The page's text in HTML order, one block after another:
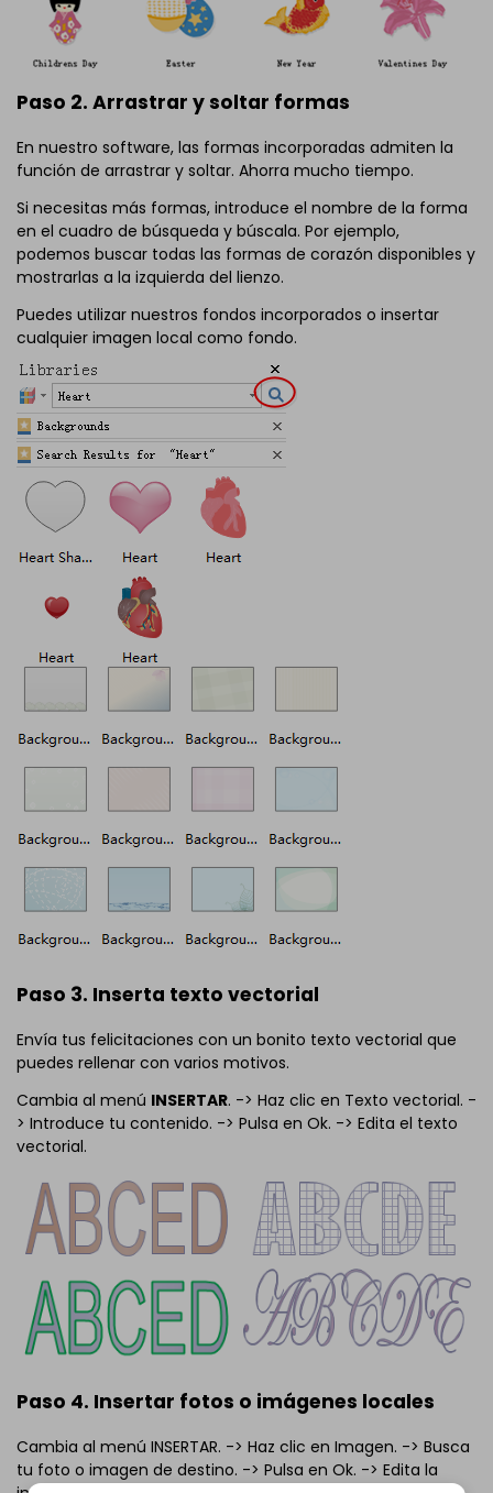
Paso 2. Arrastrar y soltar formas
En nuestro software, las formas incorporadas admiten la
función de arrastrar y soltar. Ahorra mucho tiempo.
Si necesitas más formas, introduce el nombre de la forma
en el cuadro de búsqueda y búscala. Por ejemplo,
podemos buscar todas las formas de corazón disponibles y
mostrarlas a la izquierda del lienzo.
Puedes utilizar nuestros fondos incorporados o insertar
cualquier imagen local como fondo.
Paso 3. Inserta texto vectorial
Envía tus felicitaciones con un bonito texto vectorial que
puedes rellenar con varios motivos.
Cambia al menú INSERTAR. -> Haz clic en Texto vectorial. -
> Introduce tu contenido. -> Pulsa en Ok. -> Edita el texto
vectorial.
Paso 4. Insertar fotos o imágenes locales
Cambia al menú INSERTAR. -> Haz clic en Imagen. -> Busca
tu foto o imagen de destino. -> Pulsa en Ok. -> Edita la